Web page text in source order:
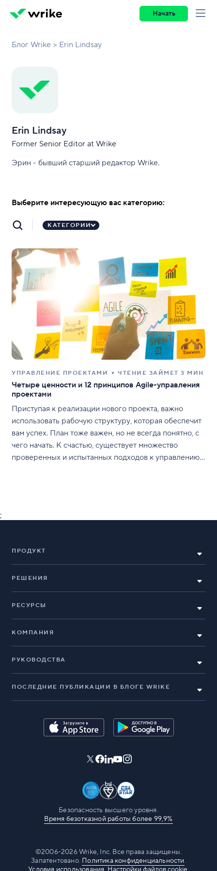
Начать
Блог Wrike Erin Lindsay
Erin Lindsay
Former Senior Editor at Wrike
Эрин - бывший старший редактор Wrike.
Выберите интересующую вас категорию:
КАТЕГОРИИ
УПРАВЛЕНИЕ ПРОЕКТАМИ ЧТЕНИЕ ЗАЙМЕТ 3 МИН
Четыре ценности и 12 принципов Agile-управления
проектами
Приступая к реализации нового проекта, важно
использовать рабочую структуру, которая обеспечит
вам успех. План тоже важен, но не всегда понятно, с
чего начать. К счастью, существует множество
проверенных и испытанных подходов к управлению
;
ПРОДУКТ
РЕШЕНИЯ
РЕСУРСЫ
КОМПАНИЯ
РУКОВОДСТВА
ПОСЛЕДНИЕ ПУБЛИКАЦИИ В БЛОГЕ WRIKE
Безопасность высшего уровня.
Время безотказной работы более 99,9%
©2006-2026 Wrike, Inc. Все права защищены.
Запатентовано. Политика конфиденциальности.